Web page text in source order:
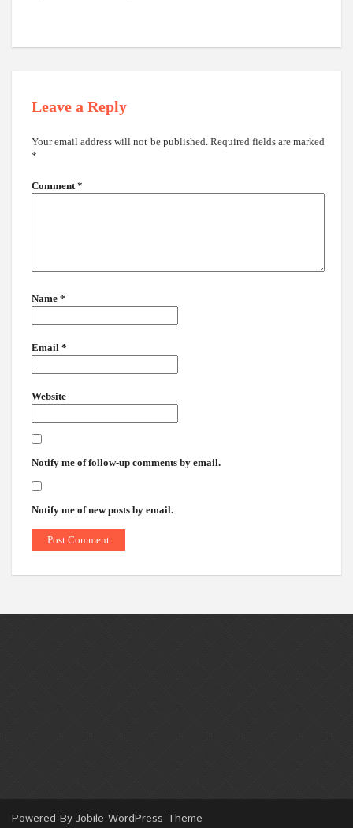
Leave a Reply
Your email address will not be published. Required fields are marked
*
Comment *
Name *
Email *
Website
Notify me of follow-up comments by email.
Notify me of new posts by email.
Powered By Jobile WordPress Theme